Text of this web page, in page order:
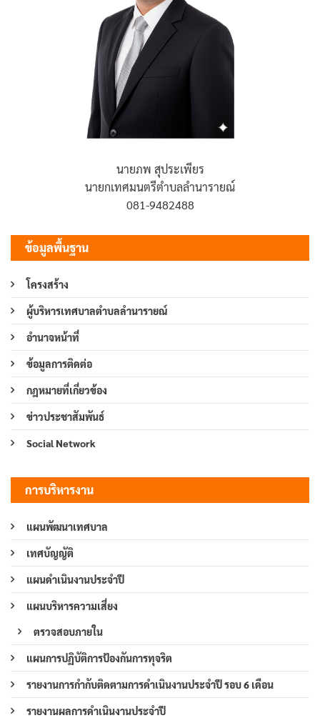
นายภพ สุประเพียร
นายกเทศมนตรีตำบลลำนารายณ์
081-9482488
ข้อมูลพื้นฐาน
โครงสร้าง
ผู้บริหารเทศบาลตำบลลำนารายณ์
อำนาจหน้าที่
ข้อมูลการติดต่อ
กฎหมายที่เกี่ยวข้อง
ข่าวประชาสัมพันธ์
Social Network
การบริหารงาน
แผนพัฒนาเทศบาล
เทศบัญญัติ
แผนดำเนินงานประจำปี
แผนบริหารความเสี่ยง
ตรวจสอบภายใน
แผนการปฏิบัติการป้องกันการทุจริต
รายงานการกำกับติดตามการดำเนินงานประจำปี รอบ 6 เดือน
รายงานผลการดำเนินงานประจำปี